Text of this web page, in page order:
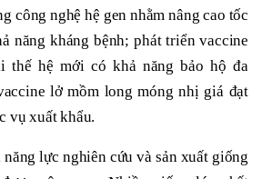
công nghệ hệ gen nhằm nâng cao tốc
năng kháng bệnh; phát triển vaccine
thế hệ mới có khả năng bảo hộ đa
lở mồm long móng nhị giá đạt
vụ xuất khẩu.
lực nghiên cứu và sản xuất giống